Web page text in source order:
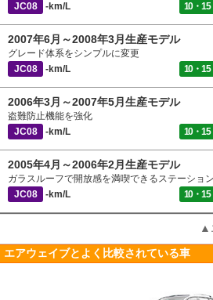
JC08
-km/L 10・15
2007年6月～2008年3月生産モデル
グレード体系をシンプルに変更
JC08
-km/L 10・15
2006年3月～2007年5月生産モデル
盗難防止機能を強化
JC08
-km/L 10・15
2005年4月～2006年2月生産モデル
ガラスルーフで開放感を満喫できるステーショ
JC08
-km/L 10・15
▲
エアウェイブとよく比較されている車